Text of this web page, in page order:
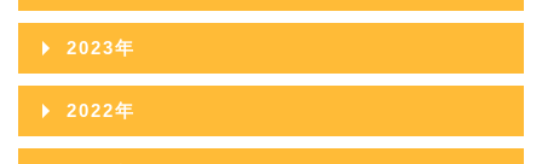
2026年06月
2026年05月
2026年04月
2025年11月
2025年10月
2025年09月
2024年12月
2024年11月
2024年10月
2023年
2023年12月
2023年11月
2022年